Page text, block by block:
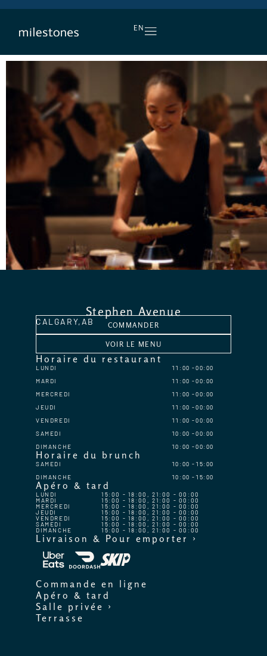
EN
Stephen Avenue
CALGARY, AB COMMANDER
VOIR LE MENU
Horaire du restaurant
LUNDI 11:00
00:00
MARDI
11:00
00:00
MERCREDI
11:00
00:00
JEUDI
11:00
00:00
VENDREDI
11:00
00:00
SAMEDI
10:00
00:00
DIMANCHE
10:00 00:00
Horaire du brunch
SAMEDI 10:00
15:00
DIMANCHE
10:00 15:00
Apéro & tard
LUNDI 15:00 - 18:00, 21:00 - 00:00
MARDI 15:00 - 18:00, 21:00 - 00:00
MERCREDI 15:00 - 18:00, 21:00 - 00:00
JEUDI 15:00 - 18:00, 21:00 - 00:00
VENDREDI 15:00 - 18:00, 21:00 - 00:00
SAMEDI 15:00 - 18:00, 21:00 - 00:00
DIMANCHE 15:00 - 18:00, 21:00 - 00:00
Livraison & Pour emporter ›
Commande en ligne
Apéro & tard
Salle privée ›
Terrasse